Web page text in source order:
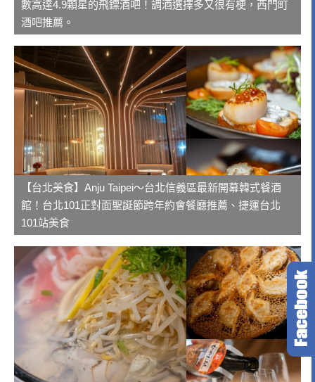
數高達4.9顆星的飛鏢酒吧！調酒選擇多又很有梗，西門町
酒吧推薦。
【台北美食】Anju Taipei～台北信義區最新開幕韓式餐酒
館！台北101正對面聖誕節跨年約會餐廳推薦、捷運台北
101站美食